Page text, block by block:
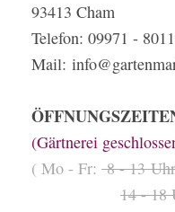
93413 Cham
Telefon: 09971 -
Mail:
(Gärtnerei
( Mo - Fr: 8 - 13
14 - 18